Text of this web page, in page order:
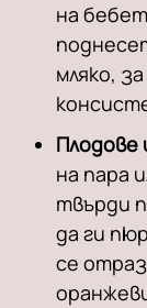
на
мляко,
Плодове
на пара
твърди
да ги
се